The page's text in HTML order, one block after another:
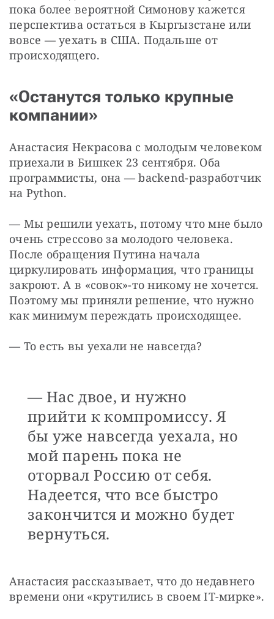
пока более вероятной Симонову кажется
перспектива остаться в Кыргызстане или
вовсе — уехать в США. Подальше от
происходящего.
«Останутся только крупные
компании»
Анастасия Некрасова с молодым человеком
приехали в Бишкек 23 сентября. Оба
программисты, она — backend-разработчик
на Python.
— Мы решили уехать, потому что мне было
очень стрессово за молодого человека.
После обращения Путина начала
циркулировать информация, что границы
закроют. А в «совок»-то никому не хочется.
Поэтому мы приняли решение, что нужно
как минимум переждать происходящее.
— То есть вы уехали не навсегда?
— Нас двое, и нужно
прийти к компромиссу. Я
бы уже навсегда уехала, но
мой парень пока не
оторвал Россию от себя.
Надеется, что все быстро
закончится и можно будет
вернуться.
Анастасия рассказывает, что до недавнего
времени они «крутились в своем IT-мирке».